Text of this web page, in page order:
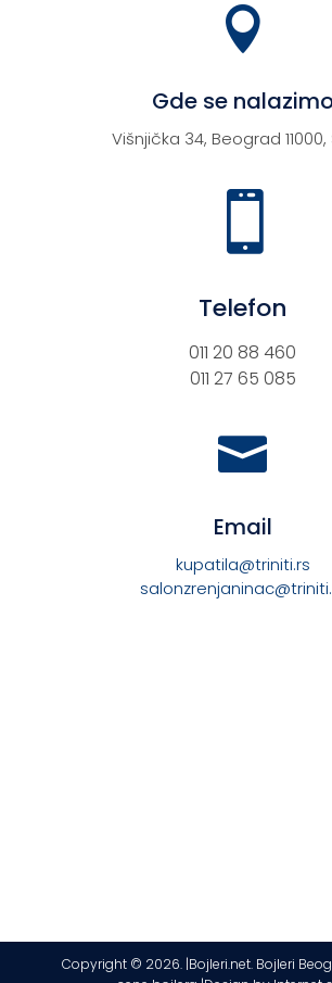

Gde se
Višnjička 34, Beograd 11000,

Telefon
011 20 88 460
011 27 65 085

Email
kupatila@triniti.rs
Copyright © 2026. |Bojleri.net. Bojleri